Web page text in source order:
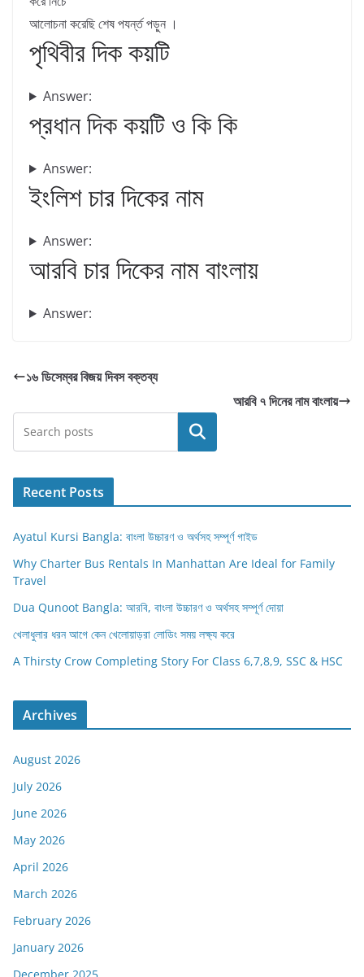
আলোচনা করেছি শেষ পযর্ন্ত পড়ুন ।
পৃথিবীর দিক কয়টি
Answer:
প্রধান দিক কয়টি ও কি কি
Answer:
ইংলিশ চার দিকের নাম
Answer:
আরবি চার দিকের নাম বাংলায়
Answer:
১৬ ডিসেম্বর বিজয় দিবস বক্তব্য
আরবি ৭ দিনের নাম বাংলায়
Search
Recent Posts
Ayatul Kursi Bangla: বাংলা উচ্চারণ ও অর্থসহ সম্পূর্ণ গাইড
Why Charter Bus Rentals In Manhattan Are Ideal for Family
Travel
Dua Qunoot Bangla: আরবি, বাংলা উচ্চারণ ও অর্থসহ সম্পূর্ণ দোয়া
খেলাধুলার ধরন আগে কেন খেলোয়াড়রা লোডিং সময় লক্ষ্য করে
A Thirsty Crow Completing Story For Class 6,7,8,9, SSC & HSC
Archives
August 2026
July 2026
June 2026
May 2026
April 2026
March 2026
February 2026
January 2026